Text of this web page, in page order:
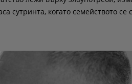
сутринта, когато семейството се